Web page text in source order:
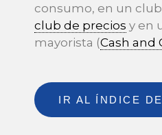
consumo, en un
club de precios y en
mayorista (Cash and
IR AL ÍNDICE